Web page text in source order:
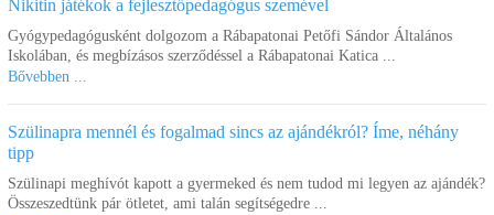
Nikitin játékok a fejlesztőpedagógus szemével
Gyógypedagógusként dolgozom a Rábapatonai Petőfi Sándor Általános
Iskolában, és megbízásos szerződéssel a Rábapatonai Katica ...
Bővebben ...
Szülinapra mennél és fogalmad sincs az ajándékról? Íme, néhány
tipp
Szülinapi meghívót kapott a gyermeked és nem tudod mi legyen az ajándék?
Összeszedtünk pár ötletet, ami talán segítségedre ...